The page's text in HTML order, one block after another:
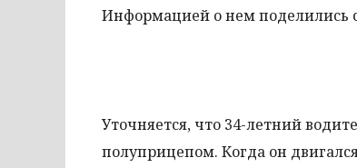
Информацией о нем поделились
Уточняется, что 34-летний
полуприцепом. Когда он